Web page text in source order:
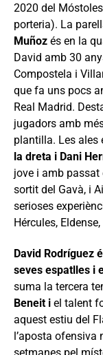
2020 del
porteria). La
Muñoz és en la
David amb 30
Compostela i
que fa uns pocs
Real Madrid.
jugadors amb
plantilla. Les ales
la dreta i Dani
jove i amb passat
sortit del Gavà, i
serioses
Hércules, Eldense,
David Rodríguez
seves espatlles i
suma la tercera
Beneit i el talent
aquest estiu del
l’aposta ofensiva
setmanes pel